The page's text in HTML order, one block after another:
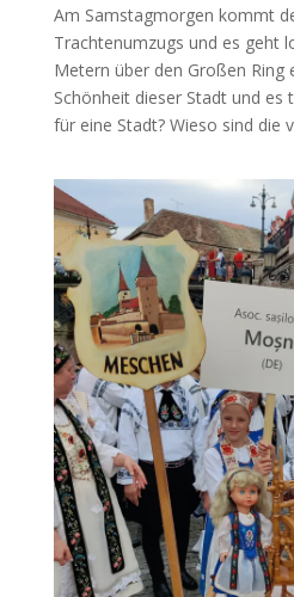
Am Samstagmorgen kommt
Trachtenumzugs und es geht
Metern über den Großen Ring
Schönheit dieser Stadt und es
für eine Stadt? Wieso sind die